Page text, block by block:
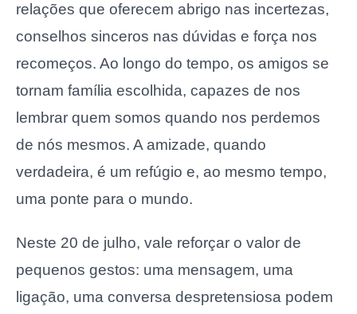
relações que oferecem abrigo nas incertezas,
conselhos sinceros nas dúvidas e força nos
recomeços. Ao longo do tempo, os amigos se
tornam família escolhida, capazes de nos
lembrar quem somos quando nos perdemos
de nós mesmos. A amizade, quando
verdadeira, é um refúgio e, ao mesmo tempo,
uma ponte para o mundo.
Neste 20 de julho, vale reforçar o valor de
pequenos gestos: uma mensagem, uma
ligação, uma conversa despretensiosa podem